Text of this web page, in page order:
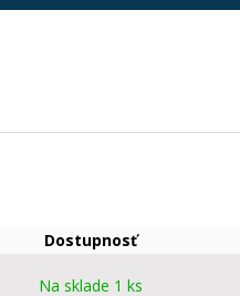
Dostupnosť
Na sklade 1 ks